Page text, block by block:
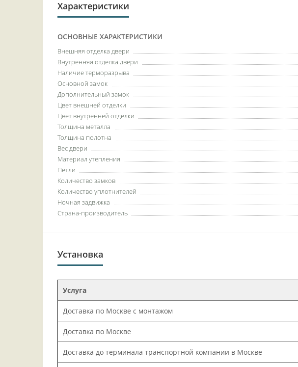
Характеристики
ОСНОВНЫЕ ХАРАКТЕРИСТИКИ
Внешняя отделка двери
Внутренняя отделка двери
Наличие терморазрыва
Основной замок
Дополнительный замок
Цвет внешней отделки
Цвет внутренней отделки
Толщина металла
Толщина полотна
Вес двери
Материал утепления
Петли
Количество замков
Количество уплотнителей
Ночная задвижка
Страна-производитель
Установка
Услуга
Доставка по Москве с монтажом
Доставка по Москве
Доставка до терминала транспортной компании в Москве